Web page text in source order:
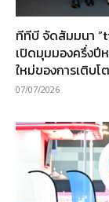
ทีทีบี จัดสัมมนา
เปิดมุมมองครึ่งปี
ใหม่ของการเติบโ
07/07/2026